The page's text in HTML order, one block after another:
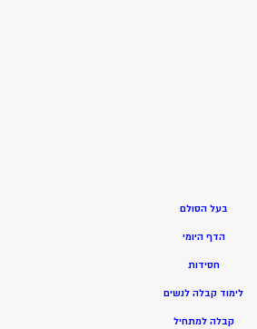
בעל הסולם
הדף היומי
חסידות
לימוד קבלה לנשים
קבלה למתחיל